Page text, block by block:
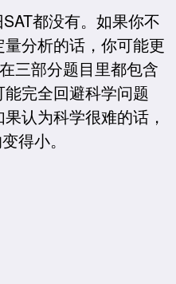
都没有。如果你不
分析的话，你可能更
三部分题目里都包含
完全回避科学问题
认为科学很难的话，
得小。